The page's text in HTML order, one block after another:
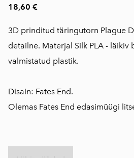
18,60 €
3D prinditud täringutorn Plague
detailne. Materjal Silk PLA - läikiv
valmistatud plastik.
Disain: Fates End.
Olemas Fates End edasimüügi